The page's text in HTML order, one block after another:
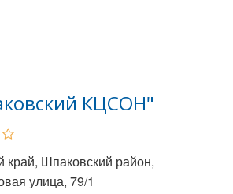
КЦСОН"
край, Шпаковский район,
улица, 79/1